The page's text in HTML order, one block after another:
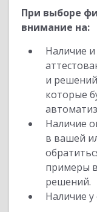
При выборе
внимание на:
Наличие и
и
которые
Наличие
в вашей
примеры
решений.
Наличие